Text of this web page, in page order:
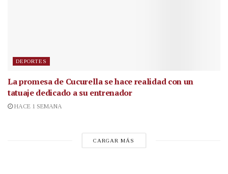
DEPORTES
La promesa de Cucurella se hace realidad con un
tatuaje dedicado a su entrenador
HACE 1 SEMANA
CARGAR MÁS